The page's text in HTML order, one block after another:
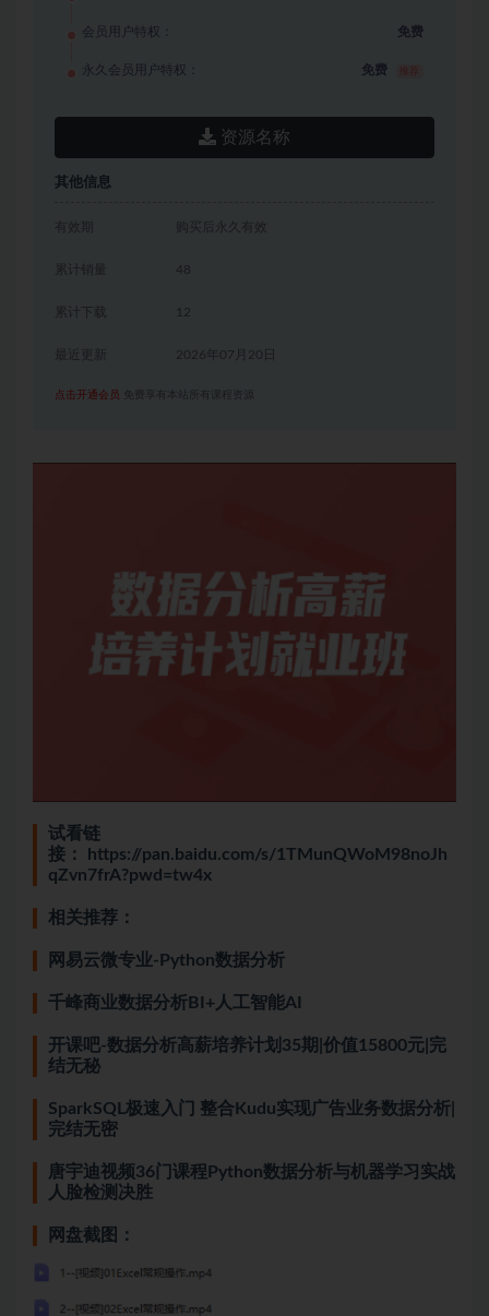
会员用户特权： 免费
永久会员用户特权： 免费
资源名称
其他信息
有效期 购买后永久有效
累计销量 48
累计下载 12
2026年07月20日
点击开通会员 免费享有本站所有课程资源
试看链
接：
https://pan.baidu.com/s/1TMunQWoM98noJh
qZvn7frA?pwd=tw4x
相关推荐：
网易云微专业-Python数据分析
千峰商业数据分析BI+人工智能AI
开课吧-数据分析高薪培养计划35期|价值15800元|完
结无秘
SparkSQL极速入门 整合Kudu实现广告业务数据分析|
完结无密
唐宇迪视频36门课程Python数据分析与机器学习实战
人脸检测决胜
网盘截图：